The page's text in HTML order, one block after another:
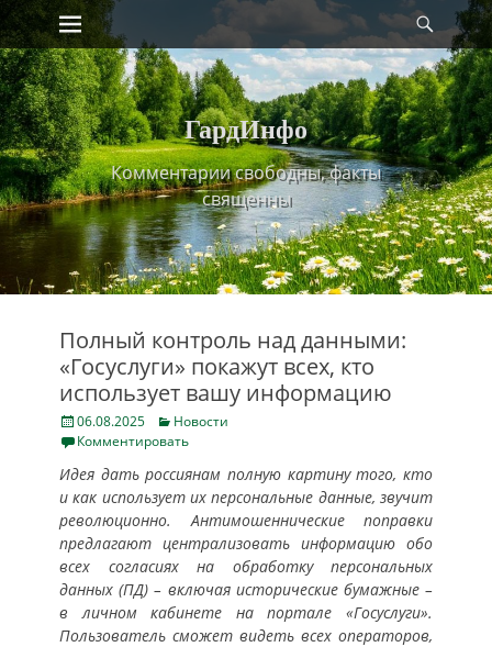
Skip
to
content
Primary Menu
ГардИнфо
Комментарии свободны, факты
священны
Полный контроль над данными:
«Госуслуги» покажут всех, кто
использует вашу информацию
Posted
on
06.08.2025 Categories
Новости
Комментировать
Идея дать россиянам полную картину того, кто
и как использует их персональные данные, звучит
революционно. Антимошеннические поправки
предлагают централизовать информацию обо
всех согласиях на обработку персональных
данных (ПД) – включая исторические бумажные –
в личном кабинете на портале «Госуслуги».
Пользователь сможет видеть всех операторов,